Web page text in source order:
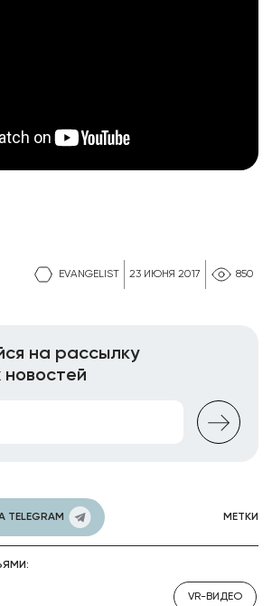
EVANGELIST 23 ИЮНЯ 2017 850
на рассылку
новостей
МЕТКИ
VR-ВИДЕО